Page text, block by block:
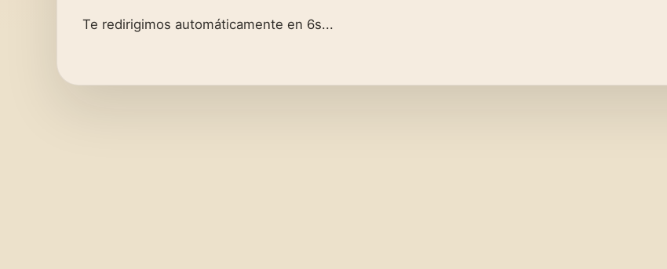
Te redirigimos automáticamente en 6s...